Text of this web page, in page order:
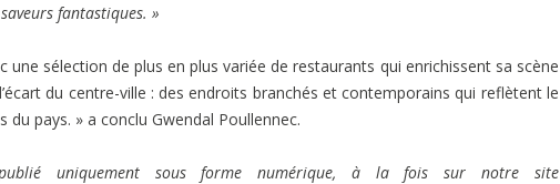
fantastiques. »
sélection de plus en plus variée de restaurants qui enrichissent sa scène
du centre-ville : des endroits branchés et contemporains qui reflètent le
pays. » a conclu Gwendal Poullennec.
uniquement sous forme numérique, à la fois sur notre site